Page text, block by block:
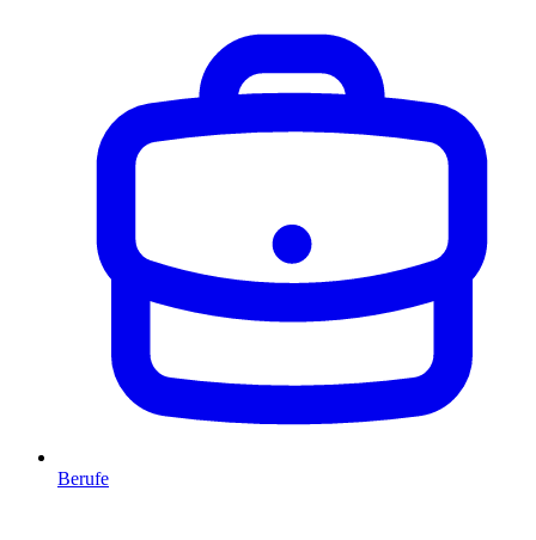
Berufe